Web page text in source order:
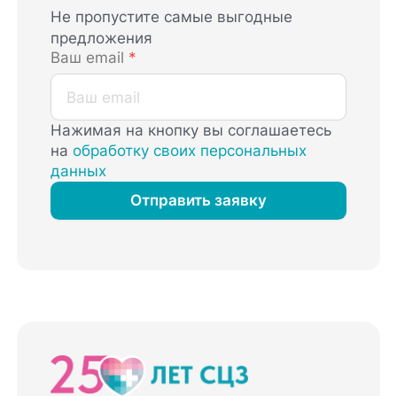
Не пропустите самые выгодные
предложения
Ваш email *
Нажимая на кнопку вы соглашаетесь
наобработку своих персональных
данных
Отправить заявку